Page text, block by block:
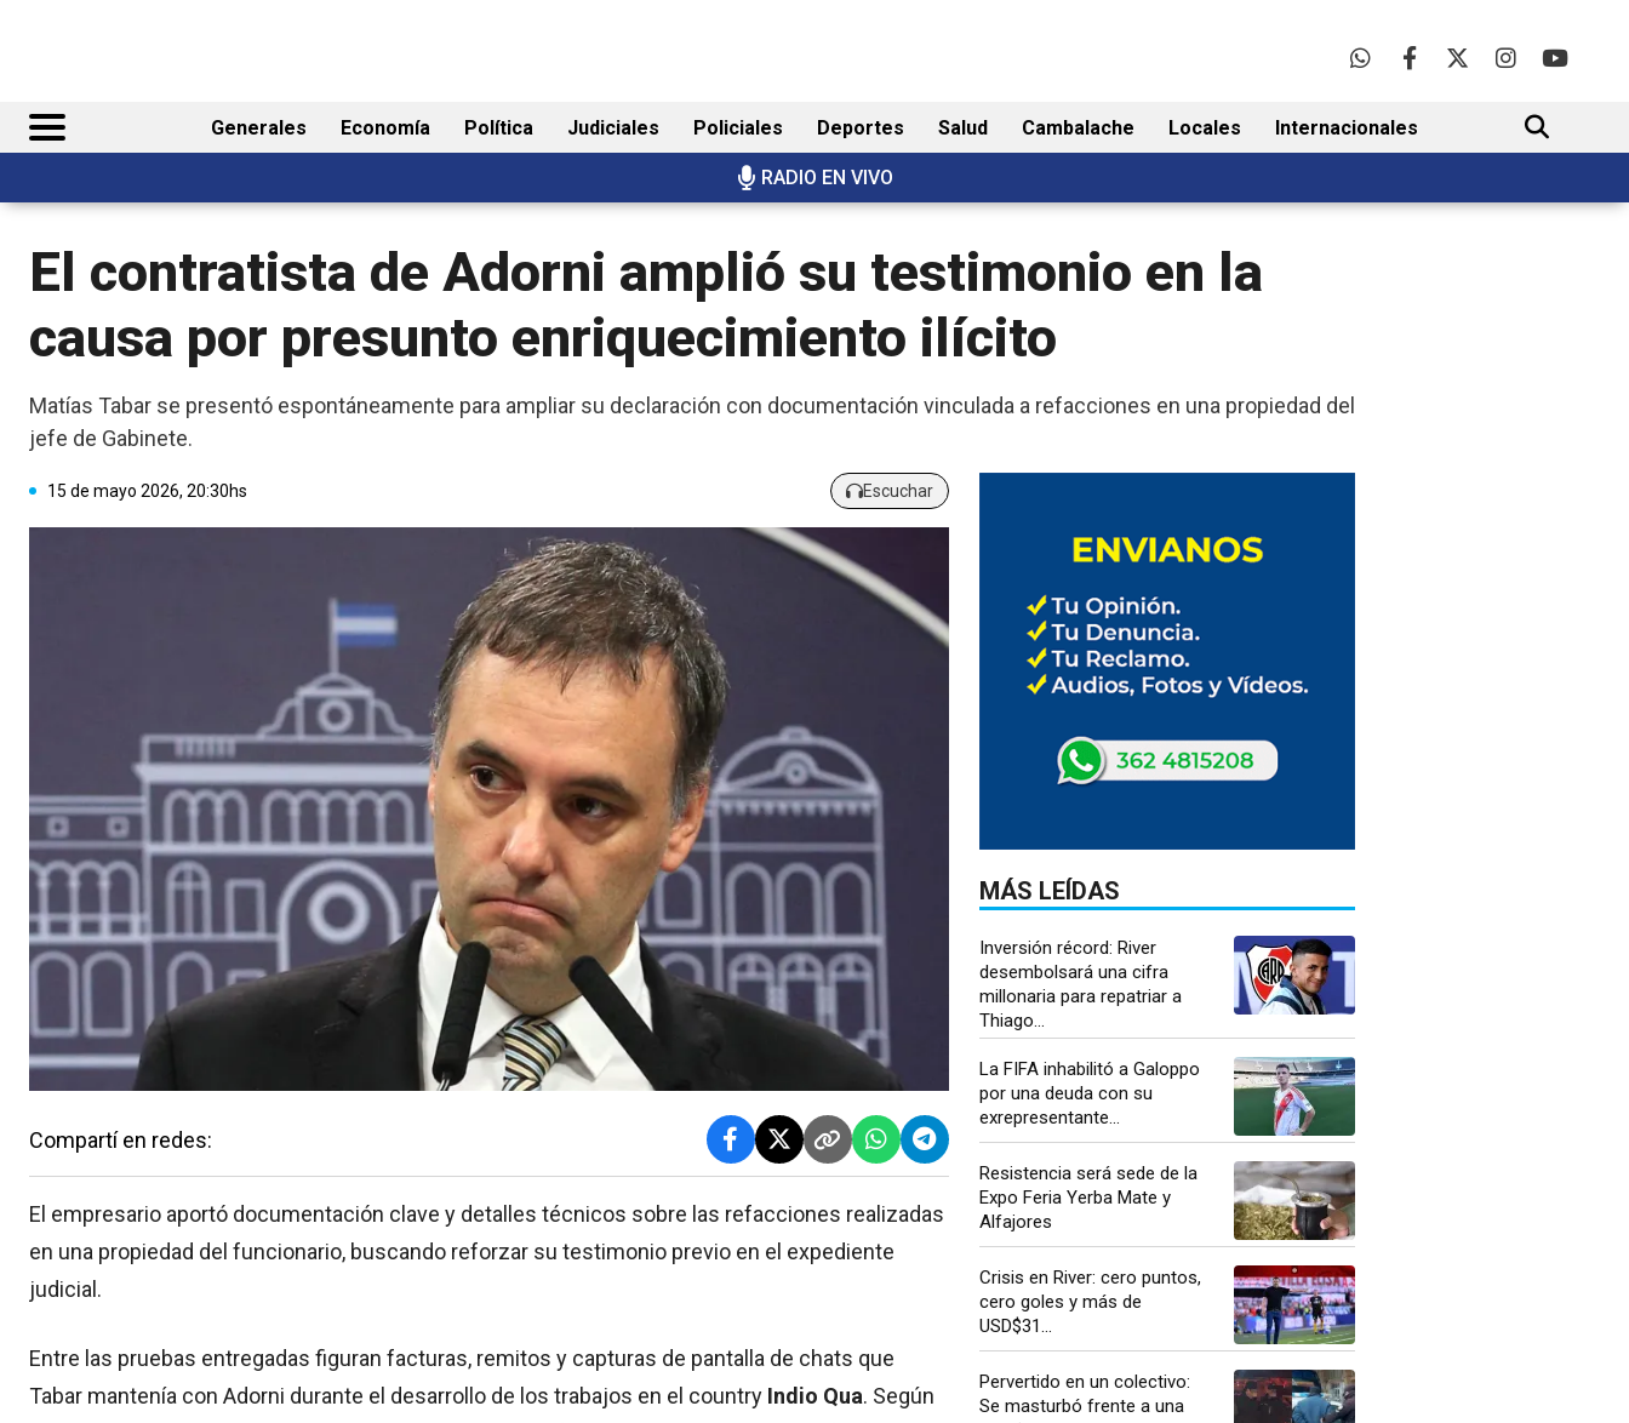
Generales Economía Política Judiciales Policiales Deportes Salud Cambalache Locales Internacionales
RADIO EN VIVO
BUSCAR
El contratista de Adorni amplió su testimonio en la
causa por presunto enriquecimiento ilícito
Matías Tabar se presentó espontáneamente para ampliar su declaración con documentación vinculada a refacciones en una propiedad del
jefe de Gabinete.
15 de mayo 2026, 20:30hs Escuchar
Compartí en redes:
El empresario aportó documentación clave y detalles técnicos sobre las refacciones realizadas
en una propiedad del funcionario, buscando reforzar su testimonio previo en el expediente
judicial.
Entre las pruebas entregadas figuran facturas, remitos y capturas de pantalla de chats que
Tabar mantenía con Adorni durante el desarrollo de los trabajos en el country Indio Qua. Según
MÁS LEÍDAS
Inversión récord: River
desembolsará una cifra
millonaria para repatriar a
Thiago...
La FIFA inhabilitó a Galoppo
por una deuda con su
exrepresentante...
Resistencia será sede de la
Expo Feria Yerba Mate y
Alfajores
Crisis en River: cero puntos,
cero goles y más de
USD$31...
Pervertido en un colectivo:
Se masturbó frente a una